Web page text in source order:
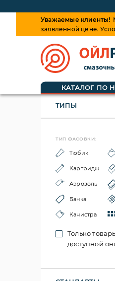
Уважаемые клиенты!
заявленной цене.
КАТАЛОГ ПО
ТИПЫ
ТИП ФАСОВКИ:
Тюбик
Картридж
Аэрозоль
Банка
Канистра
Только
доступной